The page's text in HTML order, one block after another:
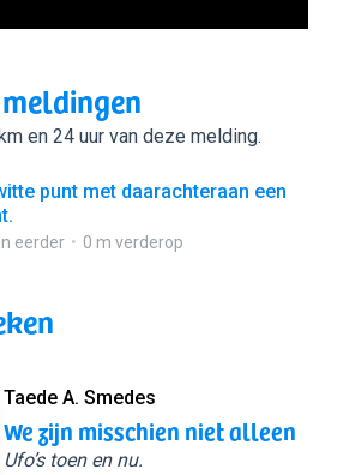
en 24 uur van deze melding.
punt met daarachteraan een
eerder 0 m verderop
Taede A. Smedes
We zijn misschien niet alleen
Ufo’s toen en nu.